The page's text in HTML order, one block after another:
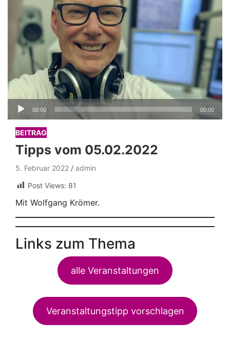
Audio-
00:00 00:00
BEITRAG
Tipps vom 05.02.2022
5. Februar 2022
admin
Post Views: 81
Mit Wolfgang Krömer.
Links zum Thema
alle Veranstaltungen
Veranstaltungstipp vorschlagen